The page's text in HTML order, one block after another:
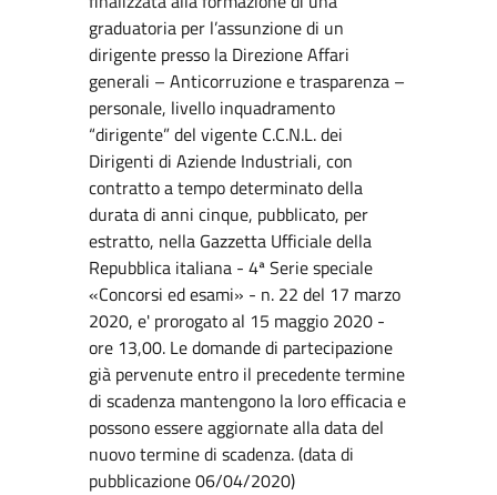
graduatoria per l’assunzione di un
dirigente presso la Direzione Affari
generali – Anticorruzione e trasparenza –
personale, livello inquadramento
“dirigente” del vigente C.C.N.L. dei
Dirigenti di Aziende Industriali, con
contratto a tempo determinato della
durata di anni cinque, pubblicato, per
estratto, nella Gazzetta Ufficiale della
Repubblica italiana - 4ª Serie speciale
«Concorsi ed esami» - n. 22 del 17 marzo
2020, e' prorogato al 15 maggio 2020 -
ore 13,00. Le domande di partecipazione
già pervenute entro il precedente termine
di scadenza mantengono la loro efficacia e
possono essere aggiornate alla data del
nuovo termine di scadenza. (data di
pubblicazione 06/04/2020)